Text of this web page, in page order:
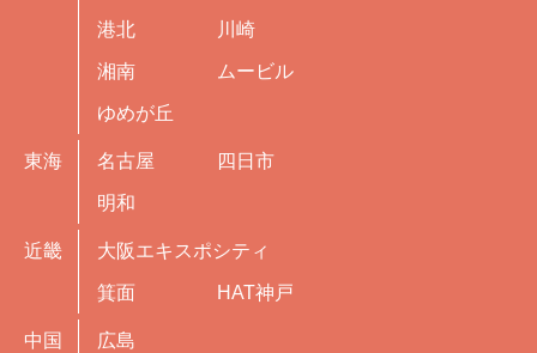
港北 川崎
湘南 ムービル
ゆめが丘
東海 名古屋 四日市
明和
近畿 大阪エキスポシティ
箕面 HAT神戸
中国 広島